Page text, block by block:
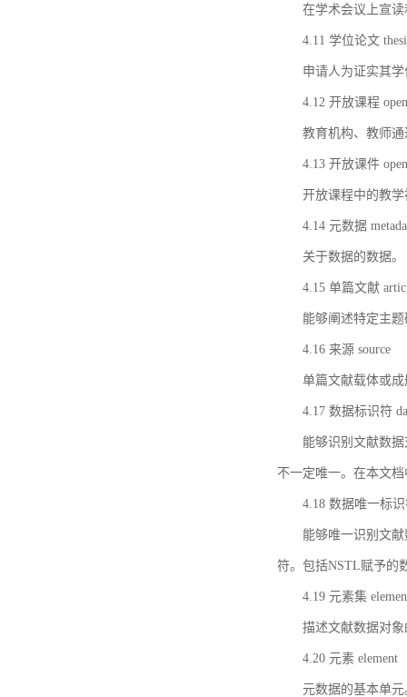
在学术会议上宣
4.11 学位论文
申请人为证实其
4.12 开放课程
教育机构、教师
4.13 开放课件
开放课程中的教
4.14 元数据
关于数据的数据。
4.15 单篇文献
能够阐述特定主
4.16 来源 source
单篇文献载体或
4.17 数据标识符
能够识别文献数
不一定唯一。在本文
4.18 数据唯一标
能够唯一识别文
符。包括NSTL赋予的
4.19 元素集
描述文献数据对
4.20 元素 element
元数据的基本单元